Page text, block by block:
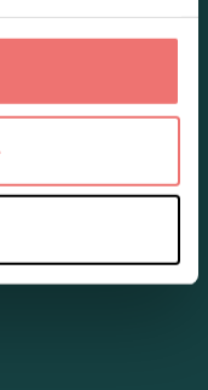
Verzenden